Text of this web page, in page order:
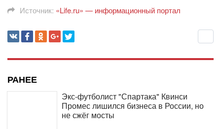
Источник: «Life.ru» — информационный портал
РАНЕЕ
Экс-футболист "Спартака" Квинси
Промес лишился бизнеса в России, но
не сжёг мосты